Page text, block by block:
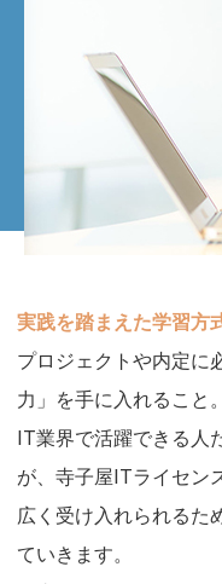
実践を踏まえた学習方
プロジェクトや内定に
力」を手に入れること。
IT業界で活躍できる人
が、寺子屋ITライセン
広く受け入れられるた
ていきます。